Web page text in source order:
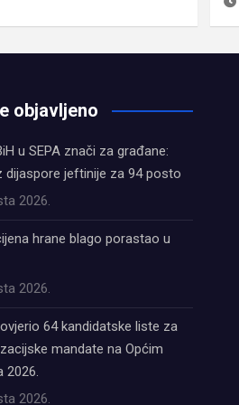
objavljeno
u SEPA znači za građane:
dijaspore jeftinije za 94 posto
2026.
hrane blago porastao u
2026.
64 kandidatske liste za
mandate na Općim
2026.
2026.